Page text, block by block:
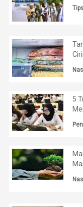
Tips
5